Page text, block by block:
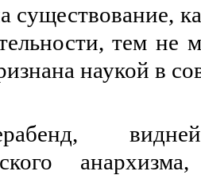
существование,
тем не
наукой в